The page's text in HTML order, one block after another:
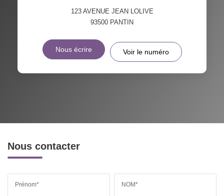
123 AVENUE JEAN LOLIVE
93500 PANTIN
Nous écrire Voir le numéro
Nous contacter
Prénom* NOM*